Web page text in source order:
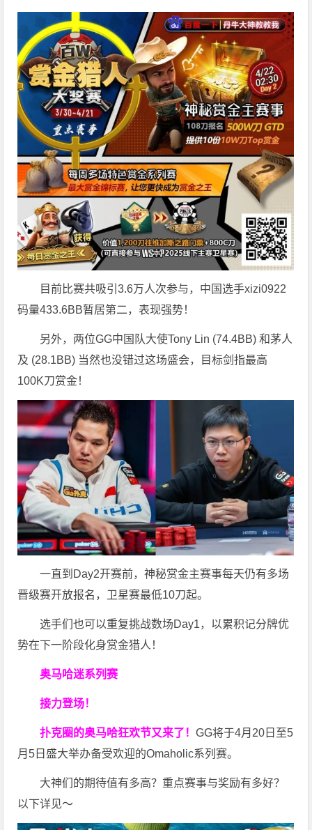
目前比赛共吸引3.6万人次参与，中国选手xizi0922
码量433.6BB暂居第二，表现强势！
另外，两位GG中国队大使Tony Lin (74.4BB) 和茅人
及 (28.1BB) 当然也没错过这场盛会，目标剑指最高
100K刀赏金！
一直到Day2开赛前，神秘赏金主赛事每天仍有多场
晋级赛开放报名，卫星赛最低10刀起。
选手们也可以重复挑战数场Day1，以累积记分牌优
势在下一阶段化身赏金猎人！
奥马哈迷系列赛
接力登场！
扑克圈的奥马哈狂欢节又来了！GG将于4月20日至5
月5日盛大举办备受欢迎的Omaholic系列赛。
大神们的期待值有多高？重点赛事与奖励有多好？
以下详见～